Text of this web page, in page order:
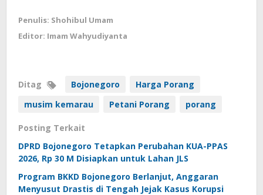
Penulis: Shohibul Umam
Editor: Imam Wahyudiyanta
Ditag Bojonegoro
Harga Porang
musim kemarau
Petani Porang porang
Posting Terkait
DPRD Bojonegoro Tetapkan Perubahan KUA-PPAS
2026, Rp 30 M Disiapkan untuk Lahan JLS
Program BKKD Bojonegoro Berlanjut, Anggaran
Menyusut Drastis di Tengah Jejak Kasus Korupsi